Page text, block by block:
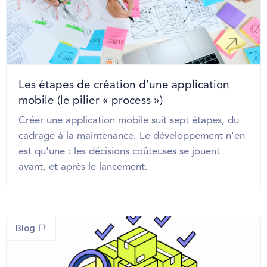
Les étapes de création d'une application
mobile (le pilier « process »)
Créer une application mobile suit sept étapes, du
cadrage à la maintenance. Le développement n'en
est qu'une : les décisions coûteuses se jouent
avant, et après le lancement.
Blog 📑